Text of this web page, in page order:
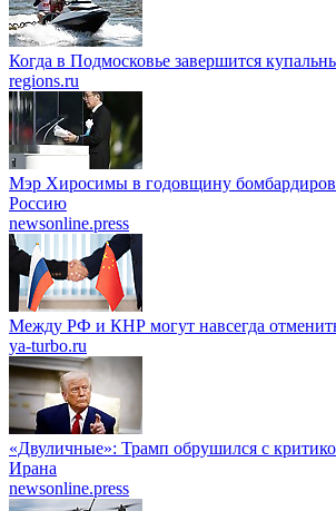
Когда в Подмосковье завершится
regions.ru
Мэр Хиросимы в годовщину
Россию
newsonline.press
Между РФ и КНР могут навсегда
ya-turbo.ru
«Двуличные»: Трамп обрушился с
Ирана
newsonline.press